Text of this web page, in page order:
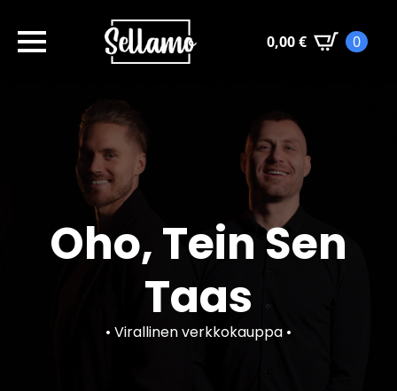
0,00€ 0
Oho, Tein Sen
Taas
• Virallinen verkkokauppa •